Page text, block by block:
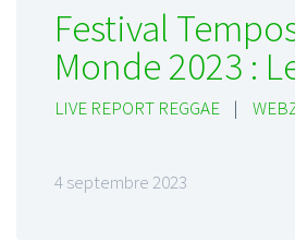
Festival
Monde 2023 :
LIVE REPORT REGGAE |
4 septembre 2023